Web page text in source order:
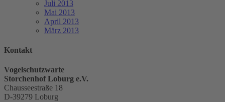
Juli 2013
Mai 2013
April 2013
März 2013
Kontakt
Vogelschutzwarte
Storchenhof Loburg e.V.
Chausseestraße 18
D-39279 Loburg